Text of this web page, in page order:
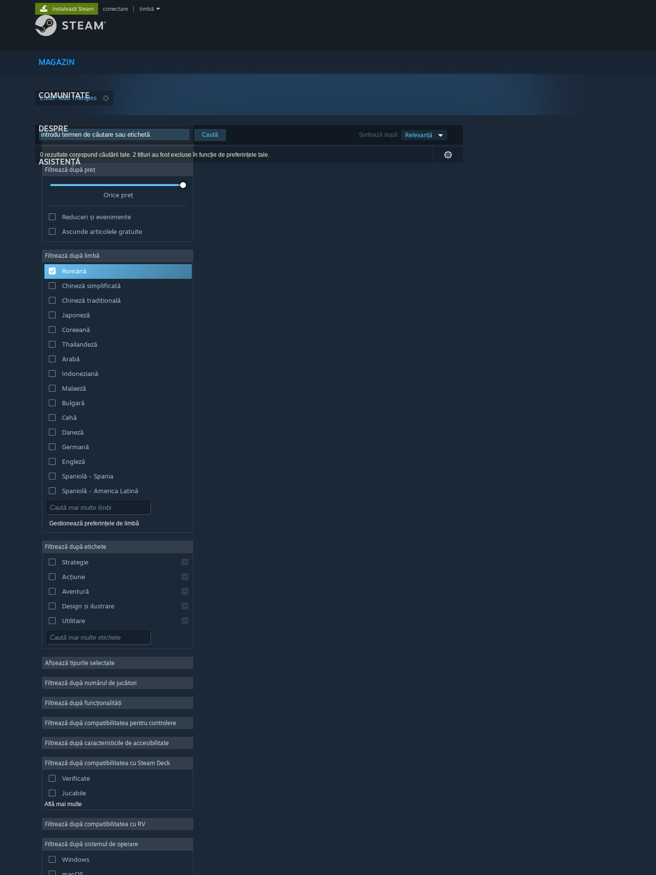
MAGAZIN
COMUNITATE
DESPRE
ASISTENȚĂ
Instalează Steam conectare limbă
Editor: Mad Triangles
Sortează după Relevanță
Caută
0 rezultate corespund căutării tale. 2 titluri au fost excluse în funcție de preferințele tale.
Filtrează după preț
Orice preț
Reduceri și evenimente
Ascunde articolele gratuite
Filtrează după limbă
Română
Chineză simplificată
Chineză tradițională
Japoneză
Coreeană
Thailandeză
Arabă
Indoneziană
Malaeză
Bulgară
Cehă
Daneză
Germană
Engleză
Spaniolă - Spania
Spaniolă - America Latină
Gestionează preferințele de limbă
Filtrează după etichete
Strategie
Acțiune
Aventură
Design și ilustrare
Utilitare
Gratuit
Număr masiv de jucători
Indie
Casual
Simulare
Producție video
Editare de fotografii
Afișează tipurile selectate
Filtrează după numărul de jucători
Filtrează după funcționalități
Filtrează după compatibilitatea pentru controlere
Filtrează după caracteristicile de accesibilitate
Filtrează după compatibilitatea cu Steam Deck
Verificate
Jucabile
Află mai multe
Filtrează după compatibilitatea cu RV
Filtrează după sistemul de operare
Windows